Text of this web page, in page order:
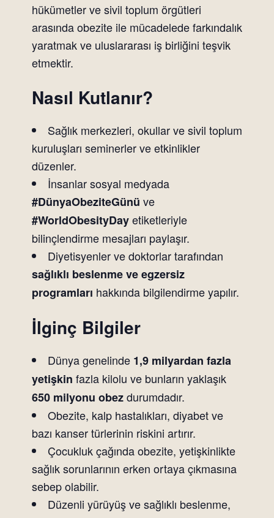
hükümetler ve sivil toplum örgütleri
arasında obezite ile mücadelede farkındalık
yaratmak ve uluslararası iş birliğini teşvik
etmektir.
Nasıl Kutlanır?
Sağlık merkezleri, okullar ve sivil toplum
kuruluşları seminerler ve etkinlikler
düzenler.
İnsanlar sosyal medyada
#DünyaObeziteGünü ve
#WorldObesityDayetiketleriyle
bilinçlendirme mesajları paylaşır.
Diyetisyenler ve doktorlar tarafından
sağlıklı beslenme ve egzersiz
programları hakkında bilgilendirme yapılır.
İlginç Bilgiler
Dünya genelinde 1,9 milyardan fazla
yetişkin fazla kilolu ve bunların yaklaşık
650 milyonu obezdurumdadır.
Obezite, kalp hastalıkları, diyabet ve
bazı kanser türlerinin riskini artırır.
Çocukluk çağında obezite, yetişkinlikte
sağlık sorunlarının erken ortaya çıkmasına
sebep olabilir.
Düzenli yürüyüş ve sağlıklı beslenme,